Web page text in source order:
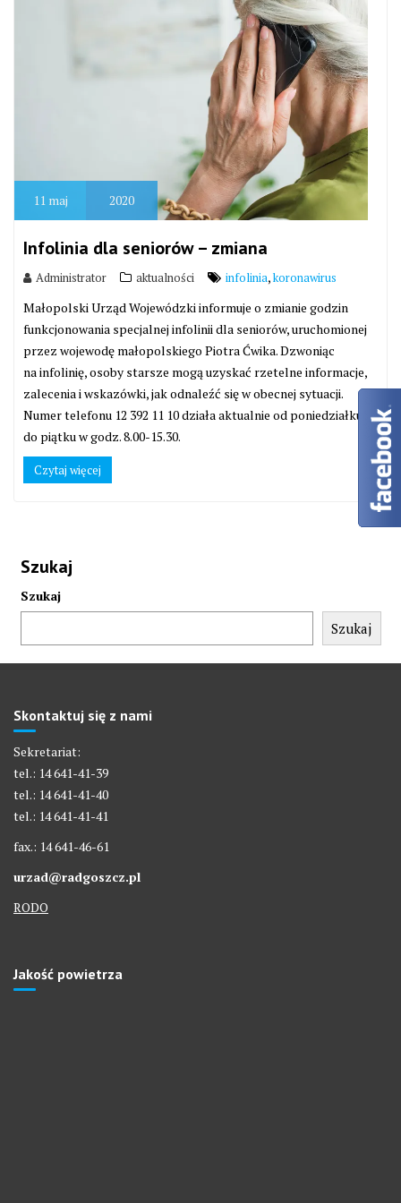
11 maj 2020
Infolinia dla seniorów – zmiana
Administrator aktualności infolinia,koronawirus
Małopolski Urząd Wojewódzki informuje o zmianie godzin
funkcjonowania specjalnej infolinii dla seniorów, uruchomionej
przez wojewodę małopolskiego Piotra Ćwika. Dzwoniąc
na infolinię, osoby starsze mogą uzyskać rzetelne informacje,
zalecenia i wskazówki, jak odnaleźć się w obecnej sytuacji.
Numer telefonu 12 392 11 10 działa aktualnie od poniedziałku
do piątku w godz. 8.00-15.30.
Czytaj więcej
Szukaj
Szukaj
Szukaj
Skontaktuj się z nami
Sekretariat:
tel.: 14 641-41-39
tel.: 14 641-41-40
tel.: 14 641-41-41
fax.: 14 641-46-61
urzad@radgoszcz.pl
RODO
Jakość powietrza